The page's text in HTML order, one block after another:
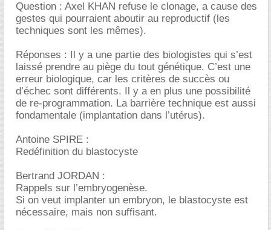
Question : Axel KHAN refuse le clonage, a cause des
gestes qui pourraient aboutir au reproductif (les
techniques sont les mêmes).
Réponses : Il y a une partie des biologistes qui s’est
laissé prendre au piège du tout génétique. C’est une
erreur biologique, car les critères de succès ou
d’échec sont différents. Il y a en plus une possibilité
de re-programmation. La barrière technique est aussi
fondamentale (implantation dans l’utérus).
Antoine SPIRE :
Redéfinition du blastocyste
Bertrand JORDAN :
Rappels sur l’embryogenèse.
Si on veut implanter un embryon, le blastocyste est
nécessaire, mais non suffisant.